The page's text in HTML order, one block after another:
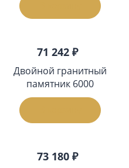
71 242 ₽
Двойной гранитный
памятник 6000
73 180 ₽